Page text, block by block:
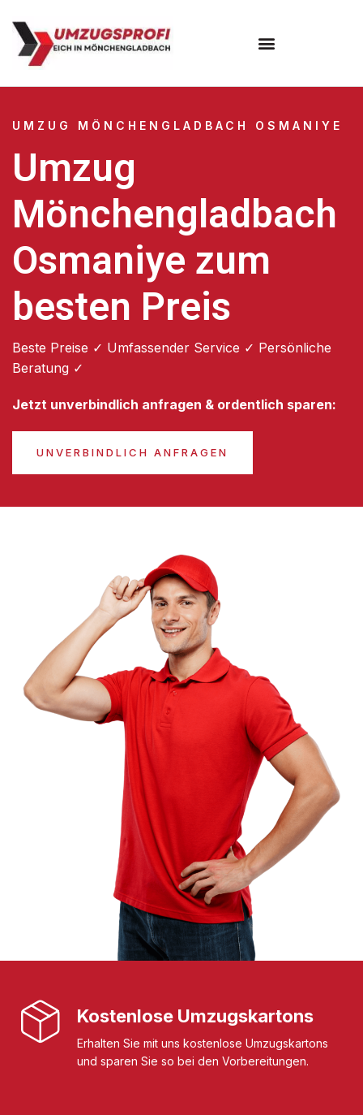
UMZUG MÖNCHENGLADBACH OSMANIYE
Umzug
Mönchengladbach
Osmaniye zum
besten Preis
Beste Preise ✓ Umfassender Service ✓ Persönliche
Beratung ✓
Jetzt unverbindlich anfragen & ordentlich sparen:
UNVERBINDLICH ANFRAGEN
Kostenlose Umzugskartons
Erhalten Sie mit uns kostenlose Umzugskartons
und sparen Sie so bei den Vorbereitungen.